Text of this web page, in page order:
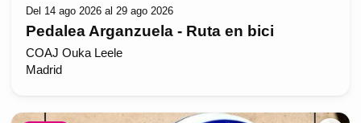
Del 14 ago 2026 al 29 ago 2026
Pedalea Arganzuela - Ruta en bici
COAJ Ouka Leele
Madrid